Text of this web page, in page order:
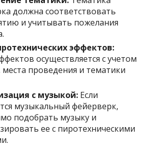
должна соответствовать
и учитывать пожелания
эффектов:
осуществляется с учетом
проведения и тематики
с музыкой: Если
музыкальный фейерверк,
подобрать музыку и
ее с пиротехническими